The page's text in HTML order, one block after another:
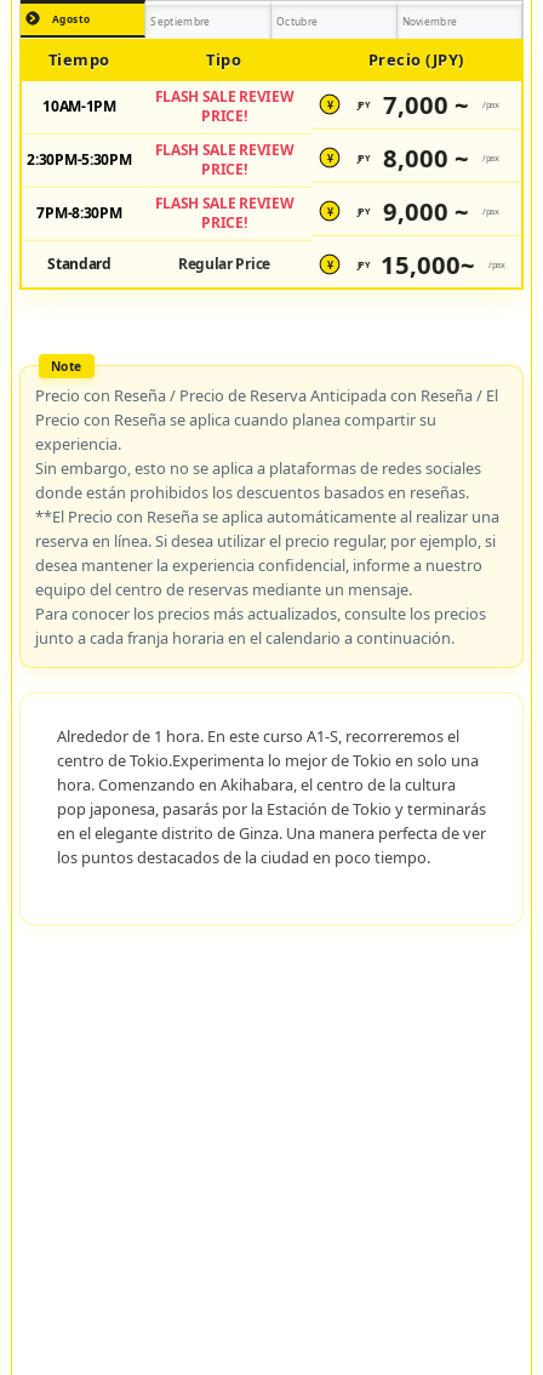
Agosto Septiembre Octubre Noviembre
Tiempo Tipo Precio (JPY)
10AM-1PM
FLASH SALE REVIEW
PRICE!
¥ JPY 7,000 ~ /pax
2:30PM-5:30PM
FLASH SALE REVIEW
PRICE!
¥ JPY 8,000 ~ /pax
7PM-8:30PM
FLASH SALE REVIEW
PRICE!
¥ JPY 9,000 ~ /pax
Standard Regular Price ¥ JPY 15,000~ /pax
Precio con Reseña / Precio de Reserva Anticipada con Reseña / El
Precio con Reseña se aplica cuando planea compartir su
experiencia.
Sin embargo, esto no se aplica a plataformas de redes sociales
donde están prohibidos los descuentos basados en reseñas.
**El Precio con Reseña se aplica automáticamente al realizar una
reserva en línea. Si desea utilizar el precio regular, por ejemplo, si
desea mantener la experiencia confidencial, informe a nuestro
equipo del centro de reservas mediante un mensaje.
Para conocer los precios más actualizados, consulte los precios
junto a cada franja horaria en el calendario a continuación.
Alrededor de 1 hora. En este curso A1-S, recorreremos el
centro de Tokio.Experimenta lo mejor de Tokio en solo una
hora. Comenzando en Akihabara, el centro de la cultura
pop japonesa, pasarás por la Estación de Tokio y terminarás
en el elegante distrito de Ginza. Una manera perfecta de ver
los puntos destacados de la ciudad en poco tiempo.